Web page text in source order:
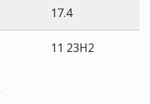
17.4
11 23H2